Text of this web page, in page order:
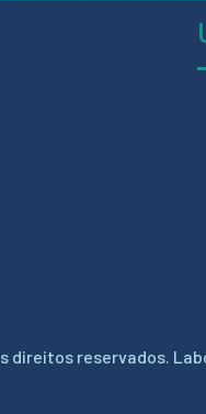
direitos reservados.